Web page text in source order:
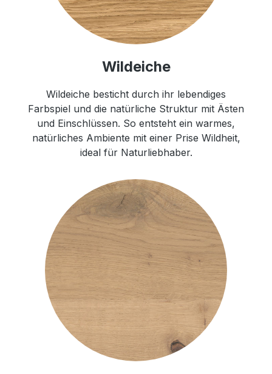
Wildeiche
Wildeiche besticht durch ihr lebendiges
Farbspiel und die natürliche Struktur mit Ästen
und Einschlüssen. So entsteht ein warmes,
natürliches Ambiente mit einer Prise Wildheit,
ideal für Naturliebhaber.